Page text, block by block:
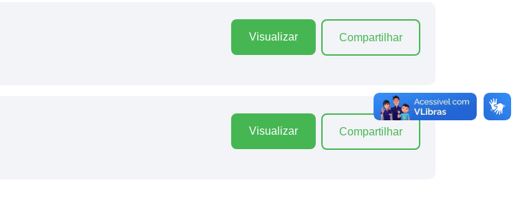
Visualizar Compartilhar
Visualizar Compartilhar